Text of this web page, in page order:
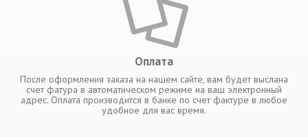
Оплата
После оформления заказа на нашем сайте, вам будет выслана
счет фатура в автоматическом режиме на ваш электронный
адрес. Оплата производится в банке по счет фактуре в любое
удобное для вас время.